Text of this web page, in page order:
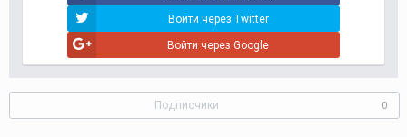
Войти через Twitter
Войти через Google
Подписчики 0